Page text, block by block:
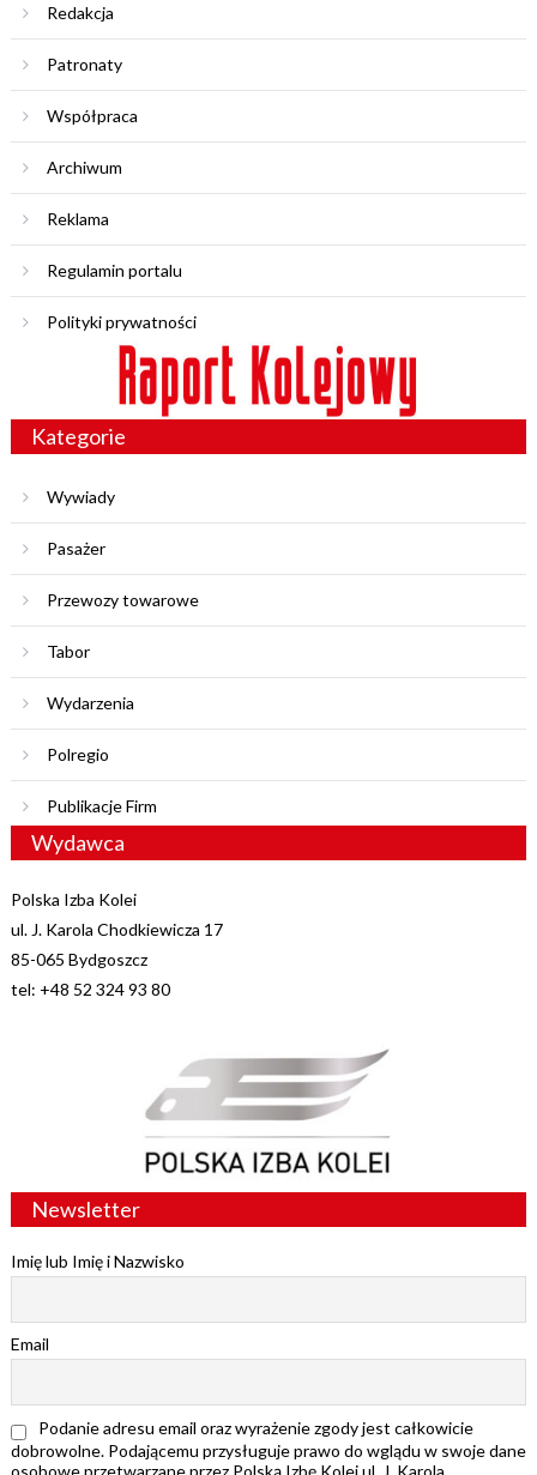
Redakcja
Patronaty
Współpraca
Archiwum
Reklama
Regulamin portalu
Polityki prywatności
Kategorie
Wywiady
Pasażer
Przewozy towarowe
Tabor
Wydarzenia
Polregio
Publikacje Firm
Wydawca
Polska Izba Kolei
ul. J. Karola Chodkiewicza 17
85-065 Bydgoszcz
tel: +48 52 324 93 80
Newsletter
Imię lub Imię i Nazwisko
Email
Podanie adresu email oraz wyrażenie zgody jest całkowicie
dobrowolne. Podającemu przysługuje prawo do wglądu w swoje dane
osobowe przetwarzane przez Polską Izbę Kolei ul. J. Karola